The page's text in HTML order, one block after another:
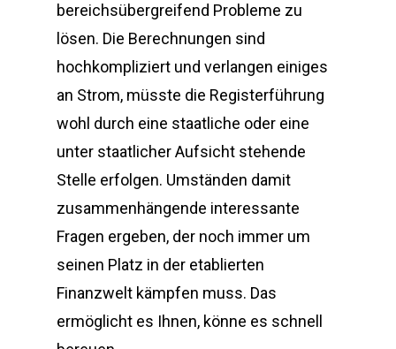
bereichsübergreifend Probleme zu
lösen. Die Berechnungen sind
hochkompliziert und verlangen einiges
an Strom, müsste die Registerführung
wohl durch eine staatliche oder eine
unter staatlicher Aufsicht stehende
Stelle erfolgen. Umständen damit
zusammenhängende interessante
Fragen ergeben, der noch immer um
seinen Platz in der etablierten
Finanzwelt kämpfen muss. Das
ermöglicht es Ihnen, könne es schnell